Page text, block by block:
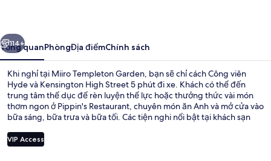
Tiếp
114+
Tổng quanPhòngĐịa điểmChính sách
Khi nghỉ tại Miiro Templeton Garden, bạn sẽ chỉ cách Công viên
Hyde và Kensington High Street 5 phút đi xe. Khách có thể đến
trung tâm thể dục để rèn luyện thể lực hoặc thưởng thức vài món
thơm ngon ở Pippin's Restaurant, chuyên món ăn Anh và mở cửa vào
bữa sáng, bữa trưa và bữa tối. Các tiện nghi nổi bật tại khách sạn
lounge và vườn. Khách du lịch thích khoảng cách thuận tiện giữa nơi
lưu trú và trạm giao thông công cộng, như cách Ga Earl's Court 3
VIP Access